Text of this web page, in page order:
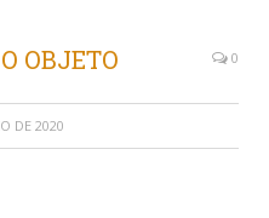
OBJETO 0
DE 2020